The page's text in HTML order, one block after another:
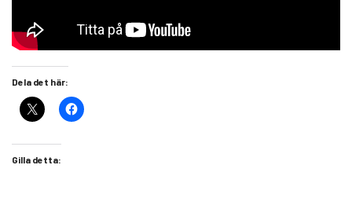
Dela det här:
Gilla detta: